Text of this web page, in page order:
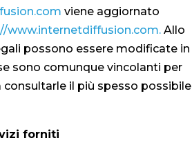
viene aggiornato
www.internetdiffusion.com.Allo
possono essere modificate in
sono comunque vincolanti per
consultarle il più spesso possibile
forniti